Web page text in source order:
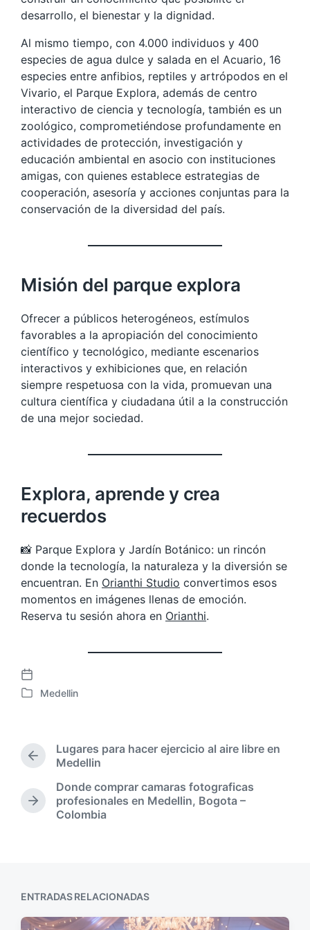
desarrollo, el bienestar y la dignidad.
Al mismo tiempo, con 4.000 individuos y 400
especies de agua dulce y salada en el Acuario, 16
especies entre anfibios, reptiles y artrópodos en el
Vivario, el Parque Explora, además de centro
interactivo de ciencia y tecnología, también es un
zoológico, comprometiéndose profundamente en
actividades de protección, investigación y
educación ambiental en asocio con instituciones
amigas, con quienes establece estrategias de
cooperación, asesoría y acciones conjuntas para la
conservación de la diversidad del país.
Misión del parque explora
Ofrecer a públicos heterogéneos, estímulos
favorables a la apropiación del conocimiento
científico y tecnológico, mediante escenarios
interactivos y exhibiciones que, en relación
siempre respetuosa con la vida, promuevan una
cultura científica y ciudadana útil a la construcción
de una mejor sociedad.
Explora, aprende y crea
recuerdos
📸 Parque Explora y Jardín Botánico: un rincón
donde la tecnología, la naturaleza y la diversión se
encuentran. En Orianthi Studio convertimos esos
momentos en imágenes llenas de emoción.
Reserva tu sesión ahora en Orianthi.
F
e
p
u
l
n
P
i
d
Medellin
E
t
r
a
e
r
Lugares para hacer ejercicio al aire libre en
Medellin
E
a
s
i
Donde comprar camaras fotograficas
profesionales en Medellin, Bogota –
Colombia
ENTRADAS RELACIONADAS